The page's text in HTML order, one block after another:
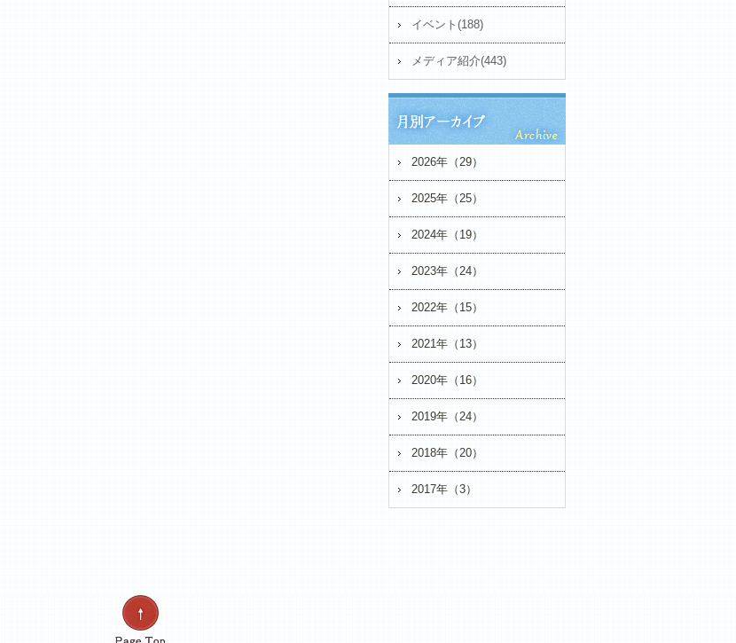
イベント(188)
メディア紹介(443)
2026年（29）
2025年（25）
2024年（19）
2023年（24）
2022年（15）
2021年（13）
2020年（16）
2019年（24）
2018年（20）
2017年（3）